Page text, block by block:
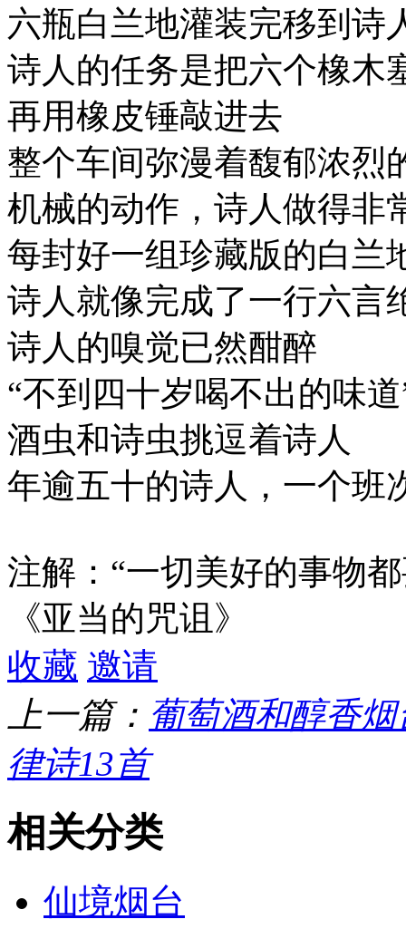
六瓶白兰地灌装完移到诗
诗人的任务是把六个橡木
再用橡皮锤敲进去
整个车间弥漫着馥郁浓烈
机械的动作，诗人做得非
每封好一组珍藏版的白兰
诗人就像完成了一行六言
诗人的嗅觉已然酣醉
“不到四十岁喝不出的味
酒虫和诗虫挑逗着诗人
年逾五十的诗人，一个班
注解：“一切美好的事物
《亚当的咒诅》
收藏 邀请
上一篇： 葡萄酒和醇香
律诗13首
相关分类
仙境烟台